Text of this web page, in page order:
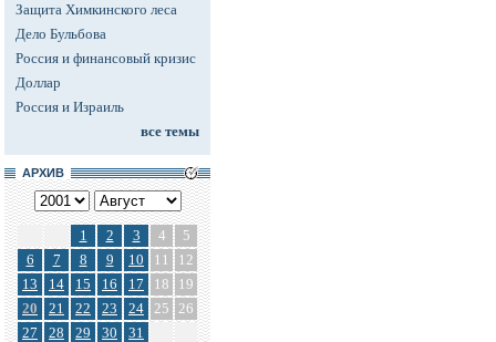
Защита Химкинского леса
Дело Бульбова
Россия и финансовый кризис
Доллар
Россия и Израиль
все темы
АРХИВ
1 2 3 4
5
6
7 8 9 10 11
12
13
14 15 16 17 18
19
20
21 22 23 24 25 26
27
28 29 30 31